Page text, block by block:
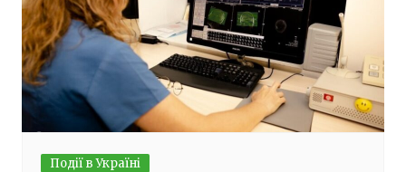
Події в Україні